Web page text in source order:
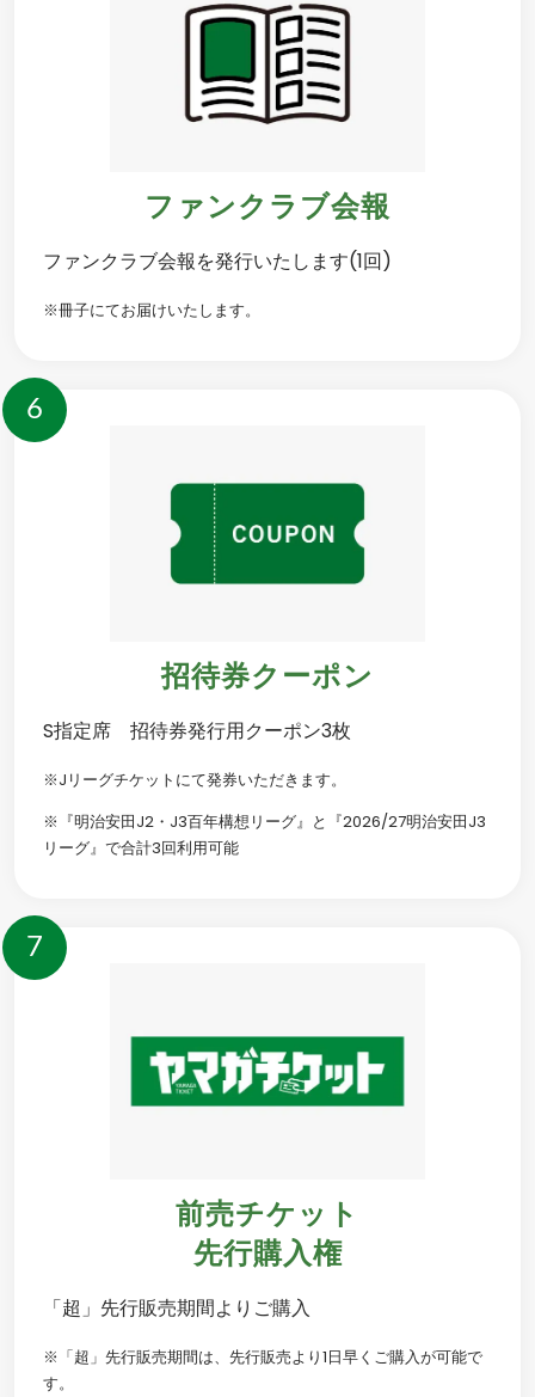
ファンクラブ会報
ファンクラブ会報を発行いたします(1回)
※冊子にてお届けいたします。
6
招待券クーポン
S指定席 招待券発行用クーポン3枚
※Jリーグチケットにて発券いただきます。
※『明治安田J2・J3百年構想リーグ』と『2026/27明治安田J3
リーグ』で合計3回利用可能
7
前売チケット
先行購入権
「超」先行販売期間よりご購入
※「超」先行販売期間は、先行販売より1日早くご購入が可能で
す。